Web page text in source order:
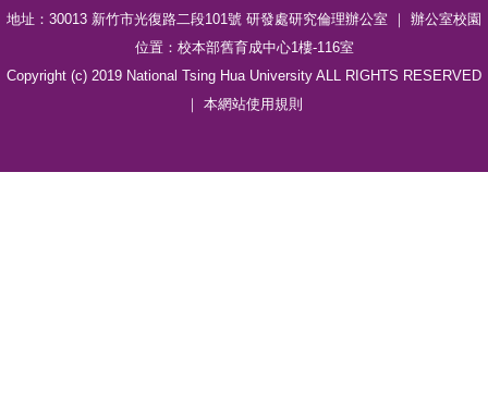
地址：30013 新竹市光復路二段101號 研發處研究倫理辦公室 ｜ 辦公室校園
位置：校本部舊育成中心1樓-116室
Copyright (c) 2019 National Tsing Hua University ALL RIGHTS RESERVED
｜ 本網站使用規則